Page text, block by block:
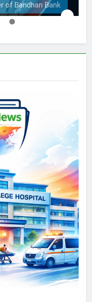
Bandhan Bank